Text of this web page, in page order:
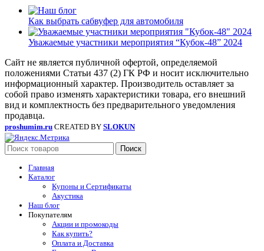
Как выбрать сабвуфер для автомобиля
Уважаемые участники мероприятия “Кубок-48” 2024
Сайт не является публичной офертой, определяемой
положениями Статьи 437 (2) ГК РФ и носит исключительно
информационный характер. Производитель оставляет за
собой право изменять характеристики товара, его внешний
вид и комплектность без предварительного уведомления
продавца.
proshumim.ru CREATED BY SLOKUN
Поиск
Главная
Каталог
Купоны и Сертификаты
Акустика
Наш блог
Покупателям
Акции и промокоды
Как купить?
Оплата и Доставка